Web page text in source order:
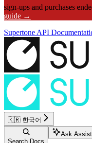
sign-ups and purchases
guide →
Supertone API
🇰🇷 한국어
Search Docs
Ask